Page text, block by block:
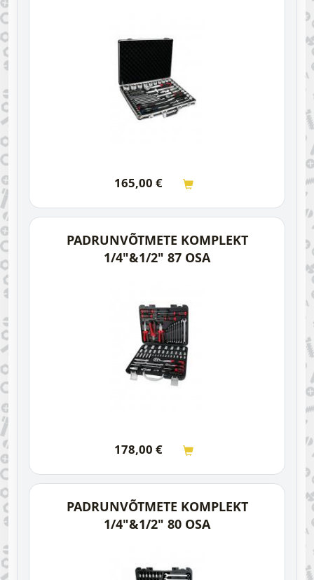
165,00 €
PADRUNVÕTMETE KOMPLEKT
1/4"&1/2" 87 OSA
178,00 €
PADRUNVÕTMETE KOMPLEKT
1/4"&1/2" 80 OSA